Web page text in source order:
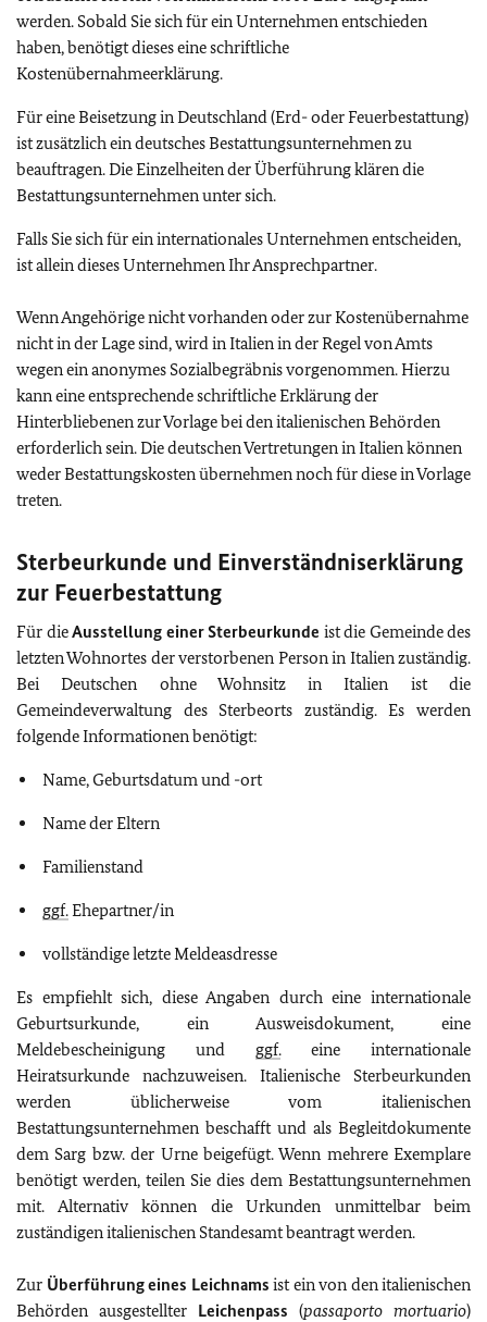
werden. Sobald Sie sich für ein Unternehmen entschieden
haben, benötigt dieses eine schriftliche
Kostenübernahmeerklärung.
Für eine Beisetzung in Deutschland (Erd- oder Feuerbestattung)
ist zusätzlich ein deutsches Bestattungsunternehmen zu
beauftragen. Die Einzelheiten der Überführung klären die
Bestattungsunternehmen unter sich.
Falls Sie sich für ein internationales Unternehmen entscheiden,
ist allein dieses Unternehmen Ihr Ansprechpartner.
Wenn Angehörige nicht vorhanden oder zur Kostenübernahme
nicht in der Lage sind, wird in Italien in der Regel von Amts
wegen ein anonymes Sozialbegräbnis vorgenommen. Hierzu
kann eine entsprechende schriftliche Erklärung der
Hinterbliebenen zur Vorlage bei den italienischen Behörden
erforderlich sein. Die deutschen Vertretungen in Italien können
weder Bestattungskosten übernehmen noch für diese in Vorlage
treten.
Sterbeurkunde und Einverständniserklärung
zur Feuerbestattung
Für dieAusstellung einer Sterbeurkunde ist die Gemeinde des
letzten Wohnortes der verstorbenen Person in Italien zuständig.
Bei Deutschen ohne Wohnsitz in Italien ist die
Gemeindeverwaltung des Sterbeorts zuständig. Es werden
folgende Informationen benötigt:
Name, Geburtsdatum und -ort
Name der Eltern
Familienstand
ggf.Ehepartner/in
vollständige letzte Meldeasdresse
Es empfiehlt sich, diese Angaben durch eine internationale
Geburtsurkunde, ein Ausweisdokument, eine
Meldebescheinigung und ggf.eine internationale
Heiratsurkunde nachzuweisen. Italienische Sterbeurkunden
werden üblicherweise vom italienischen
Bestattungsunternehmen beschafft und als Begleitdokumente
dem Sarg bzw. der Urne beigefügt. Wenn mehrere Exemplare
benötigt werden, teilen Sie dies dem Bestattungsunternehmen
mit. Alternativ können die Urkunden unmittelbar beim
zuständigen italienischen Standesamt beantragt werden.
Zur Überführung eines Leichnams ist ein von den italienischen
Behörden ausgestellter Leichenpass (passaporto mortuario)